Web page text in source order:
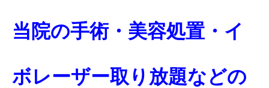
当院の手術・美容処置・イ
ボレーザー取り放題などの